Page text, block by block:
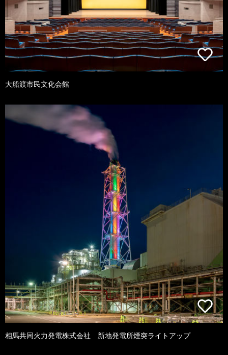
大船渡市民文化会館
相馬共同火力発電株式会社 新地発電所煙突ライトアップ